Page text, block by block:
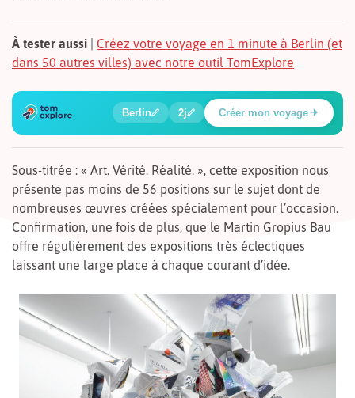
À tester aussi
Créez votre voyage en 1 minute à Berlin (et
dans 50 autres villes) avec notre outil TomExplore
🔍
🔍
🔍
🍲
🔍
Poste de contrôle Charlie
Berlin 2j Créer mon voyage
Sous-titrée : « Art. Vérité. Réalité. », cette exposition nous
présente pas moins de 56 positions sur le sujet dont de
nombreuses œuvres créées spécialement pour l’occasion.
Confirmation, une fois de plus, que le Martin Gropius Bau
offre régulièrement des expositions très éclectiques
laissant une large place à chaque courant d’idée.